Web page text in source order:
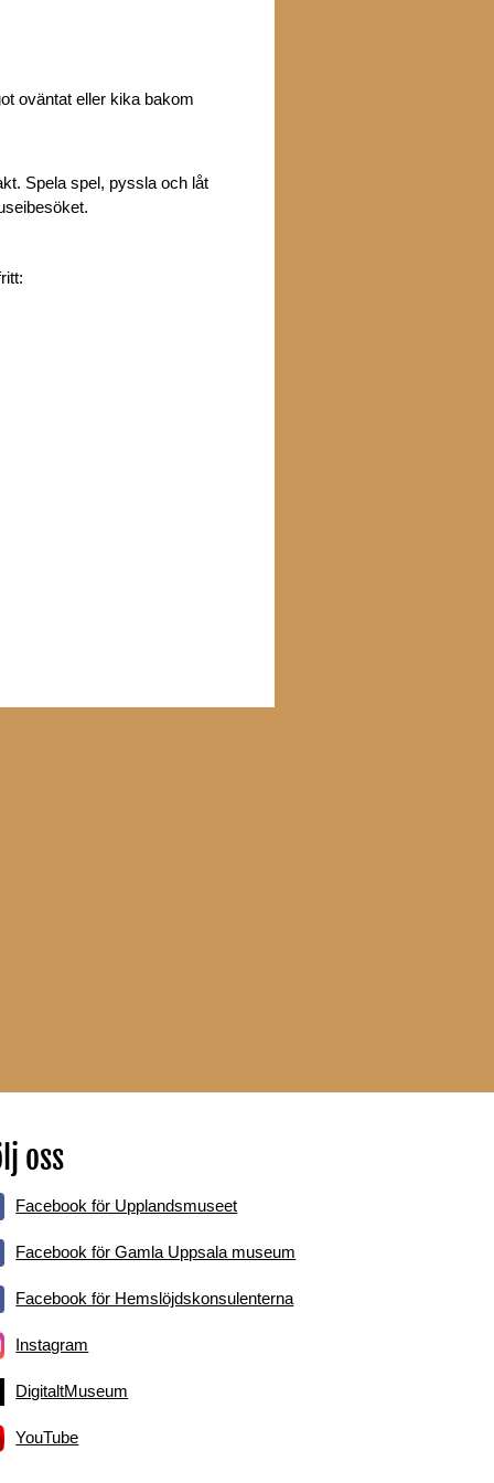
oväntat eller kika bakom
Spela spel, pyssla och låt
oss
Facebook för Upplandsmuseet
Facebook för Gamla Uppsala museum
Facebook för Hemslöjdskonsulenterna
Instagram
DigitaltMuseum
YouTube